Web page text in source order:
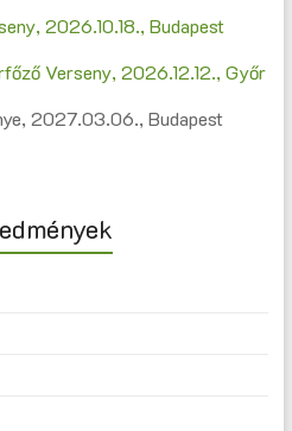
2026.10.18., Budapest
Verseny, 2026.12.12., Győr
2027.03.06., Budapest